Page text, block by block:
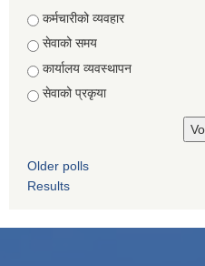
Choices
कर्मचारीको व्यवहार
सेवाको समय
कार्यालय व्यवस्थापन
सेवाको प्रकृया
Older polls
Results